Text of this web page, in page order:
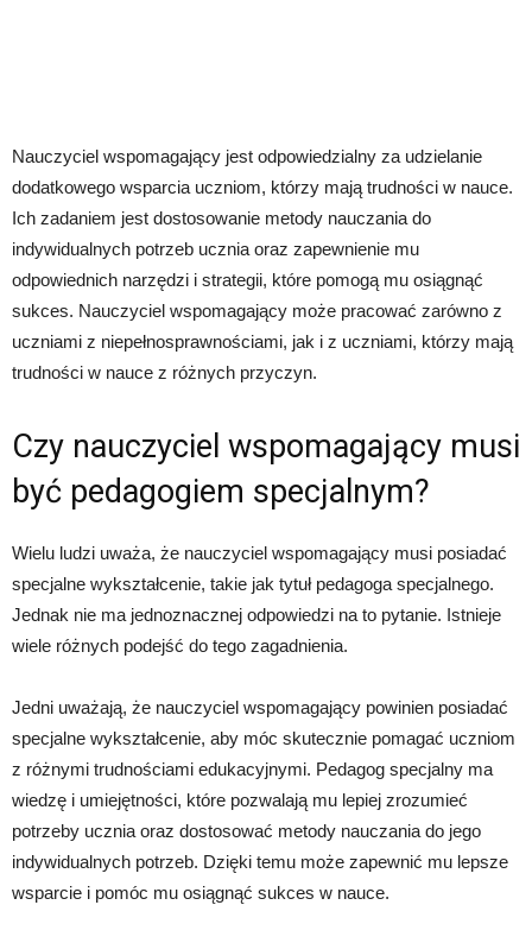
Nauczyciel wspomagający jest odpowiedzialny za udzielanie
dodatkowego wsparcia uczniom, którzy mają trudności w nauce.
Ich zadaniem jest dostosowanie metody nauczania do
indywidualnych potrzeb ucznia oraz zapewnienie mu
odpowiednich narzędzi i strategii, które pomogą mu osiągnąć
sukces. Nauczyciel wspomagający może pracować zarówno z
uczniami z niepełnosprawnościami, jak i z uczniami, którzy mają
trudności w nauce z różnych przyczyn.
Czy nauczyciel wspomagający musi
być pedagogiem specjalnym?
Wielu ludzi uważa, że nauczyciel wspomagający musi posiadać
specjalne wykształcenie, takie jak tytuł pedagoga specjalnego.
Jednak nie ma jednoznacznej odpowiedzi na to pytanie. Istnieje
wiele różnych podejść do tego zagadnienia.
Jedni uważają, że nauczyciel wspomagający powinien posiadać
specjalne wykształcenie, aby móc skutecznie pomagać uczniom
z różnymi trudnościami edukacyjnymi. Pedagog specjalny ma
wiedzę i umiejętności, które pozwalają mu lepiej zrozumieć
potrzeby ucznia oraz dostosować metody nauczania do jego
indywidualnych potrzeb. Dzięki temu może zapewnić mu lepsze
wsparcie i pomóc mu osiągnąć sukces w nauce.